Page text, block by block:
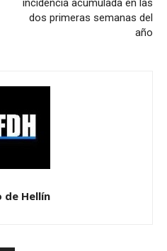
incidencia acumulada en las
dos primeras semanas del
año
de Hellín